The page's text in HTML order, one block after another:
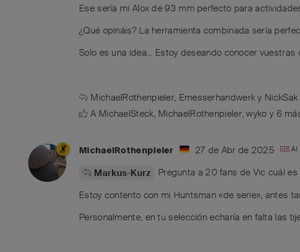
Ese sería mi Alox de 93 mm perfecto para
¿Qué opináis? La herramienta combinada sería
Solo es una idea... Estoy deseando conocer vuestras
MichaelRothenpieler, Emesserhandwerk y NickSak
A MichaelSteck, MichaelRothenpieler,wyko y 6
MichaelRothenpieler 27 de Abr de 2025
Markus-Kurz
Pregunta a 20 fans de Vic cuál
Estoy contento con mi Huntsman «de serie», antes
Personalmente, en tu selección echaría en falta las